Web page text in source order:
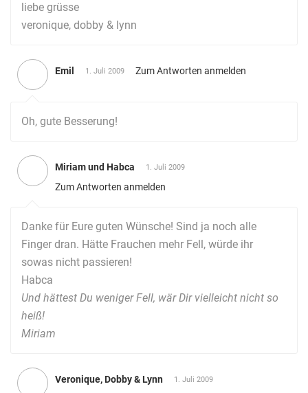
liebe grüsse
veronique, dobby & lynn
Emil 1. Juli 2009 Zum Antworten anmelden
Oh, gute Besserung!
Miriam und Habca 1. Juli 2009
Zum Antworten anmelden
Danke für Eure guten Wünsche! Sind ja noch alle
Finger dran. Hätte Frauchen mehr Fell, würde ihr
sowas nicht passieren!
Habca
Und hättest Du weniger Fell, wär Dir vielleicht nicht so
heiß!
Miriam
Veronique, Dobby & Lynn 1. Juli 2009